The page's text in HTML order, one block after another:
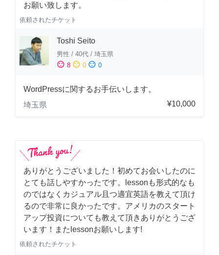
お願い致します。
依頼されたチケット
Toshi Seito
男性 / 40代 / 埼玉県
sentiment_satisfied 8 sentiment_neutral 0 sentiment_dissatisfied 0
WordPressに関するお手伝いします。
埼玉県
¥10,000
ありがとうございました！初めてお会いしたのに
とても話しやすかったです。lessonも形式的なも
のではなくカジュアル且つ適宜英語を教えて頂け
るので非常に良かったです。アメリカのスタート
アップ投資についても教えて頂きありがとうござ
います！またlessonお願いします!
依頼されたチケット